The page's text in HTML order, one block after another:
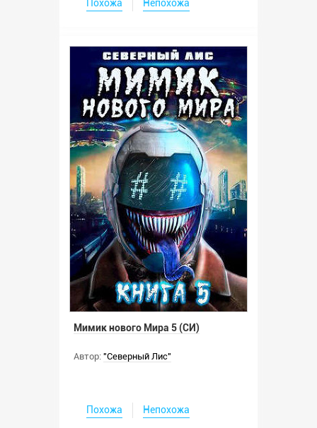
Похожа Непохожа
Мимик нового Мира 5 (СИ)
Автор: "Северный Лис"
Похожа Непохожа